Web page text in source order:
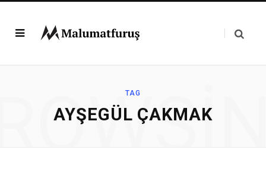
TAG
AYŞEGÜL ÇAKMAK